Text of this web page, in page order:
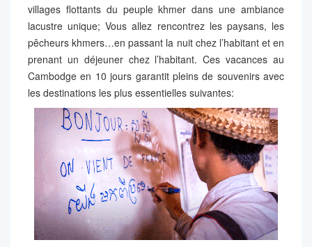
villages flottants du peuple khmer dans une ambiance
lacustre unique; Vous allez rencontrez les paysans, les
pêcheurs khmers…en passant la nuit chez l’habitant et en
prenant un déjeuner chez l’habitant. Ces vacances au
Cambodge en 10 jours garantit pleins de souvenirs avec
les destinations les plus essentielles suivantes: